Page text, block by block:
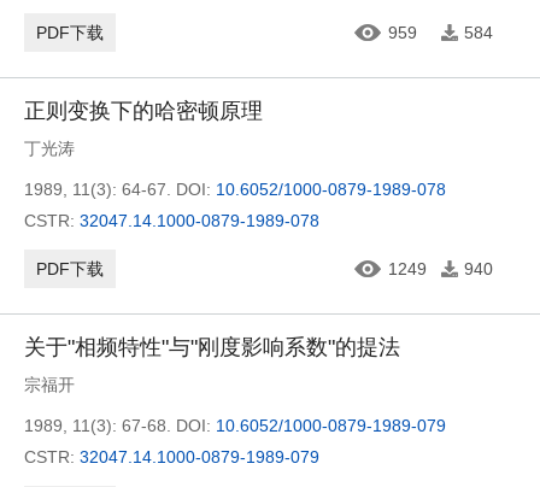
PDF下载 959 584
正则变换下的哈密顿原理
丁光涛
1989, 11(3): 64-67. DOI: 10.6052/1000-0879-1989-078
CSTR: 32047.14.1000-0879-1989-078
PDF下载 1249 940
关于"相频特性"与"刚度影响系数"的提法
宗福开
1989, 11(3): 67-68. DOI: 10.6052/1000-0879-1989-079
CSTR: 32047.14.1000-0879-1989-079